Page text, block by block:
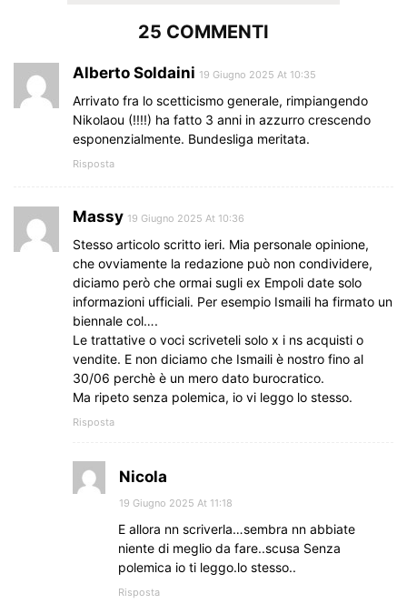
25 COMMENTI
Alberto Soldaini 19 Giugno 2025 At 10:35
Arrivato fra lo scetticismo generale, rimpiangendo
Nikolaou (!!!!) ha fatto 3 anni in azzurro crescendo
esponenzialmente. Bundesliga meritata.
Risposta
Massy 19 Giugno 2025 At 10:36
Stesso articolo scritto ieri. Mia personale opinione,
che ovviamente la redazione può non condividere,
diciamo però che ormai sugli ex Empoli date solo
informazioni ufficiali. Per esempio Ismaili ha firmato un
biennale col….
Le trattative o voci scriveteli solo x i ns acquisti o
vendite. E non diciamo che Ismaili è nostro fino al
30/06 perchè è un mero dato burocratico.
Ma ripeto senza polemica, io vi leggo lo stesso.
Risposta
Nicola
19 Giugno 2025 At 11:18
E allora nn scriverla…sembra nn abbiate
niente di meglio da fare..scusa Senza
polemica io ti leggo.lo stesso..
Risposta